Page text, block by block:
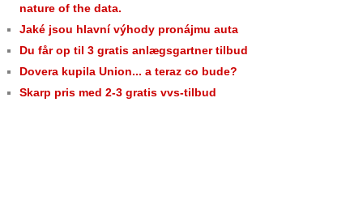
nature of the data.
Jaké jsou hlavní výhody pronájmu auta
Du får op til 3 gratis anlægsgartner tilbud
Dovera kupila Union... a teraz co bude?
Skarp pris med 2-3 gratis vvs-tilbud